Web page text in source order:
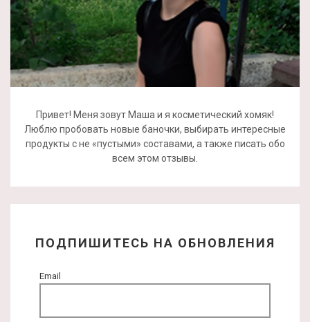
Привет! Меня зовут Маша и я косметический хомяк!
Люблю пробовать новые баночки, выбирать интересные
продукты с не «пустыми» составами, а также писать обо
всем этом отзывы.
ПОДПИШИТЕСЬ НА ОБНОВЛЕНИЯ
Email